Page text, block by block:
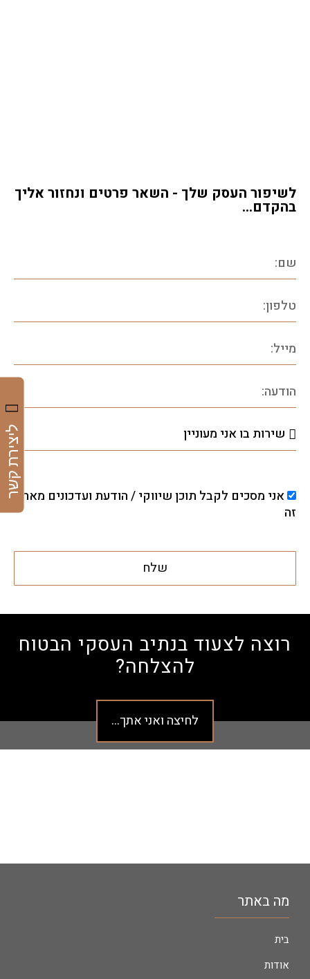
לשיפור העסק שלך - השאר פרטים ונחזור אליך
בהקדם...
אני מסכים לקבל תוכן שיווקי / הודעת ועדכונים מאתר
זה
שלח
רוצה לצעוד בנתיב העסקי הבטוח
להצלחה?
לחיצה ואני אתך...
ליצירת קשר
מה באתר
בית
אודות